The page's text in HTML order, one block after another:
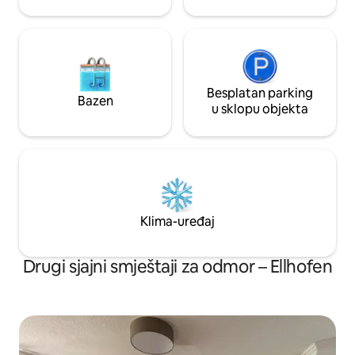
Bazen
Besplatan parking
u sklopu objekta
Klima-uređaj
Drugi sjajni smještaji za odmor – Ellhofen